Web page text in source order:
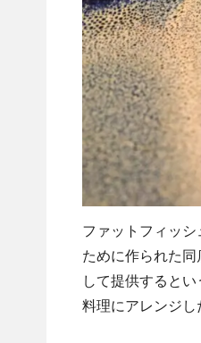
ファットフィッ
ために作られた
して提供すると
料理にアレンジし